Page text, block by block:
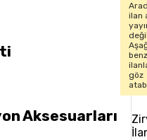
Aksesuarları
ilan
göz